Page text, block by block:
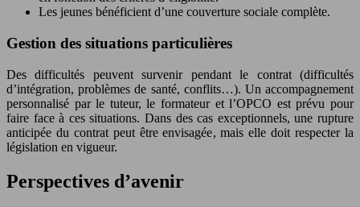
Les jeunes bénéficient d’une couverture sociale complète.
Gestion des situations particulières
Des difficultés peuvent survenir pendant le contrat (difficultés
d’intégration, problèmes de santé, conflits…). Un accompagnement
personnalisé par le tuteur, le formateur et l’OPCO est prévu pour
faire face à ces situations. Dans des cas exceptionnels, une rupture
anticipée du contrat peut être envisagée, mais elle doit respecter la
législation en vigueur.
Perspectives d’avenir